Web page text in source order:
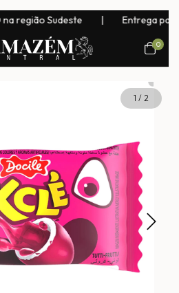
Sudeste | Entrega para
0
1 / 2